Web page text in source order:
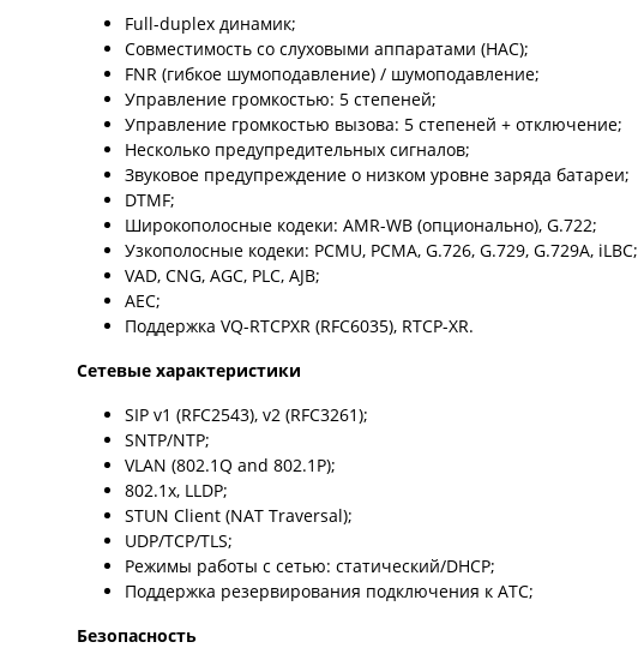
Full-duplex динамик;
Совместимость со слуховыми аппаратами (HAC);
FNR (гибкое шумоподавление) / шумоподавление;
Управление громкостью: 5 степеней;
Управление громкостью вызова: 5 степеней + отключение;
Несколько предупредительных сигналов;
Звуковое предупреждение о низком уровне заряда батареи;
DTMF;
Широкополосные кодеки: AMR-WB (опционально), G.722;
Узкополосные кодеки: PCMU, PCMA, G.726, G.729, G.729A, iLBC;
VAD, CNG, AGC, PLC, AJB;
AEC;
Поддержка VQ-RTCPXR (RFC6035), RTCP-XR.
Сетевые характеристики
SIP v1 (RFC2543), v2 (RFC3261);
SNTP/NTP;
VLAN (802.1Q and 802.1P);
802.1x, LLDP;
STUN Client (NAT Traversal);
UDP/TCP/TLS;
Режимы работы с сетью: статический/DHCP;
Поддержка резервирования подключения к АТС;
Безопасность